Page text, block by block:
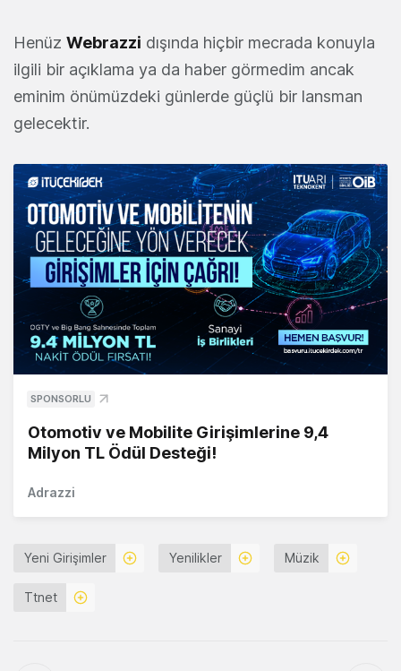
Henüz Webrazzi dışında hiçbir mecrada konuyla
ilgili bir açıklama ya da haber görmedim ancak
eminim önümüzdeki günlerde güçlü bir lansman
gelecektir.
SPONSORLU
Otomotiv ve Mobilite Girişimlerine 9,4
Milyon TL Ödül Desteği!
Adrazzi
Yeni Girişimler Yenilikler Müzik
Ttnet